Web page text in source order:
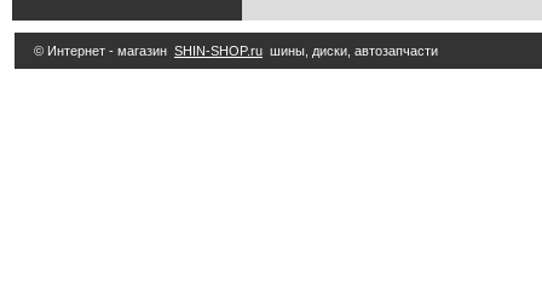
© Интернет - магазин SHIN-SHOP.ru шины, диски, автозапчасти